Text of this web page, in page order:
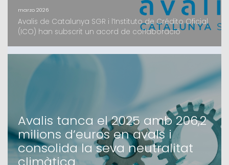
marzo 2026
Avalis de Catalunya SGR i l’Instituto de Crédito Oficial
(ICO) han subscrit un acord de col·laboració
pimes catalanes. Mitjançant la nova eina digital ICO
Crecimiento, les petites i mitjanes empreses podran
accedir a recursos en condicions preferents i amb el
suport de la garantia d’Avalis.L’ob
Avalis tanca el 2025 amb 206,2
milions d’euros en avals i
consolida la seva neutralitat
climàtica